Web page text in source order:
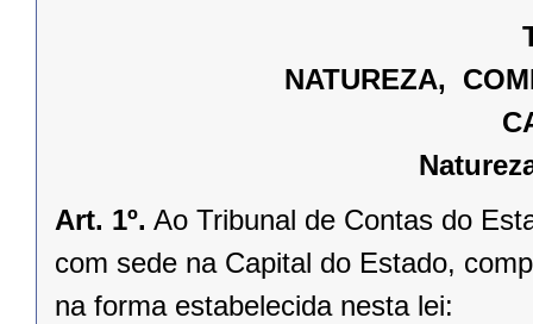
NATUREZA,
Art. 1º. Ao Tribunal de Contas do
com sede na Capital do Estado,
na forma estabelecida nesta lei: